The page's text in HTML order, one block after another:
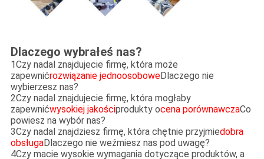
Dlaczego wybrałeś nas?
1Czy nadal znajdujecie firmę, która może
zapewnićrozwiązanie jednoosoboweDlaczego nie
wybierzesz nas?
2Czy nadal znajdujecie firmę, która mogłaby
zapewnićwysokiej jakościprodukty ocena porównawczaCo
powiesz na wybór nas?
3Czy nadal znajdziesz firmę, która chętnie przyjmiedobra
obsługaDlaczego nie weźmiesz nas pod uwagę?
4Czy macie wysokie wymagania dotyczące produktów, a